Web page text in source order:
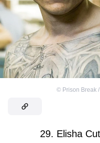
© Prison Break
29. Elisha